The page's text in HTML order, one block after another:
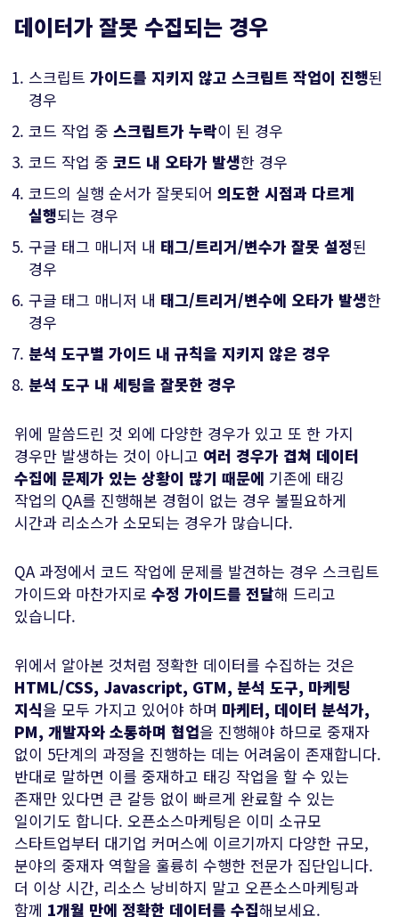
데이터가 잘못 수집되는 경우
스크립트 가이드를 지키지 않고 스크립트 작업이 진행된
경우
코드 작업 중 스크립트가 누락이 된 경우
코드 작업 중 코드 내 오타가 발생한 경우
코드의 실행 순서가 잘못되어 의도한 시점과 다르게
실행되는 경우
구글 태그 매니저 내 태그/트리거/변수가 잘못 설정된
경우
구글 태그 매니저 내 태그/트리거/변수에 오타가 발생한
경우
분석 도구별 가이드 내 규칙을 지키지 않은 경우
분석 도구 내 세팅을 잘못한 경우
위에 말씀드린 것 외에 다양한 경우가 있고 또 한 가지
경우만 발생하는 것이 아니고 여러 경우가 겹쳐 데이터
수집에 문제가 있는 상황이 많기 때문에 기존에 태깅
작업의 QA를 진행해본 경험이 없는 경우 불필요하게
시간과 리소스가 소모되는 경우가 많습니다.
QA 과정에서 코드 작업에 문제를 발견하는 경우 스크립트
가이드와 마찬가지로 수정 가이드를 전달해 드리고
있습니다.
위에서 알아본 것처럼 정확한 데이터를 수집하는 것은
HTML/CSS, Javascript, GTM, 분석 도구, 마케팅
지식을 모두 가지고 있어야 하며 마케터, 데이터 분석가,
PM, 개발자와 소통하며 협업을 진행해야 하므로 중재자
없이 5단계의 과정을 진행하는 데는 어려움이 존재합니다.
반대로 말하면 이를 중재하고 태깅 작업을 할 수 있는
존재만 있다면 큰 갈등 없이 빠르게 완료할 수 있는
일이기도 합니다. 오픈소스마케팅은 이미 소규모
스타트업부터 대기업 커머스에 이르기까지 다양한 규모,
분야의 중재자 역할을 훌륭히 수행한 전문가 집단입니다.
더 이상 시간, 리소스 낭비하지 말고 오픈소스마케팅과
함께 1개월 만에 정확한 데이터를 수집해보세요.